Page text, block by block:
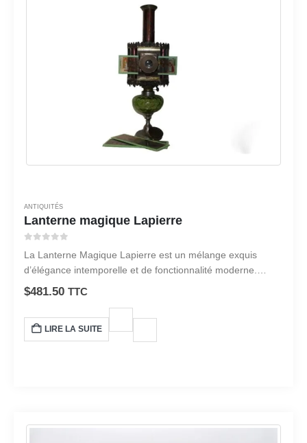
ANTIQUITÉS
Lanterne magique Lapierre
La Lanterne Magique Lapierre est un mélange exquis
d’élégance intemporelle et de fonctionnalité moderne.
Fabriquée avec précision et souci du détail, cette lanterne
est conçue pour rehausser n’importe quel espace qu’elle
orne.
$481.50 TTC
LIRE LA SUITE